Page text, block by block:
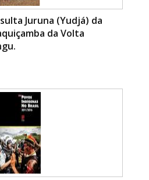
Juruna (Yudjá) da
da Volta